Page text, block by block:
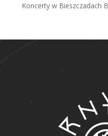
Koncerty w Bieszczadach